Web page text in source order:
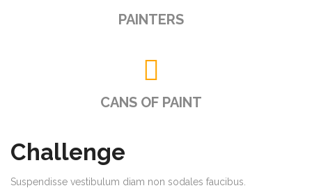
PAINTERS
CANS OF PAINT
Challenge
Suspendisse vestibulum diam non sodales faucibus.